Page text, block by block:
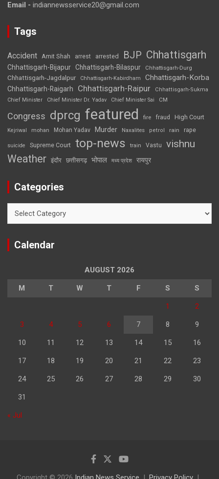
Email - indiannewsservice20@gmail.com
Tags
Accident Amit Shah arrest arrested BJP Chhattisgarh
Chhattisgarh-Bijapur Chhattisgarh-Bilaspur Chhattisgarh-Durg
Chhattisgarh-Jagdalpur Chhattisgarh-Kabirdham Chhattisgarh-Korba
Chhattisgarh-Raigarh Chhattisgarh-Raipur
Chhattisgarh-Sukma
Chief Minister
Chief Minister Dr. Yadav Chief Minister Sai CM
Congress dprcg featured fire fraud High Court
Kejriwal mohan Mohan Yadav Murder Naxalites petrol rain rape
suicide Supreme Court top-news train Vastu vishnu
Weather इंदौर छत्तीसगढ़ भोपाल मध्य प्रदेश रायपुर
Categories
Calendar
AUGUST 2026
M T W T F S S
1 2
3 4 5 6 7 8 9
10 11 12 13 14 15 16
17 18 19 20 21 22 23
24 25 26 27 28 29 30
31
« Jul